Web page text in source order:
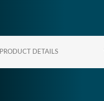
PRODUCT DETAILS